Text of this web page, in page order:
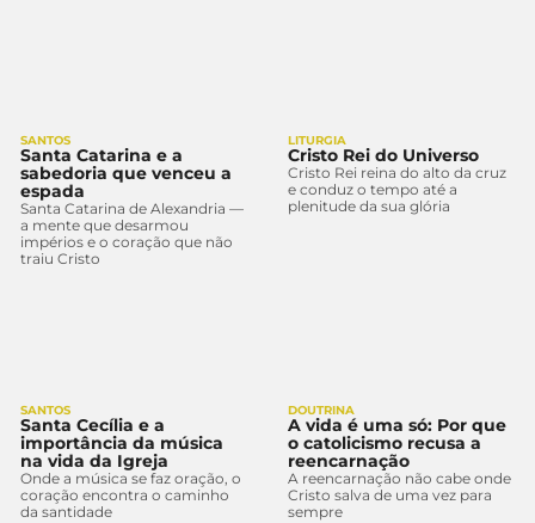
SANTOS
Santa Catarina e a
sabedoria que venceu a
espada
Santa Catarina de Alexandria —
a mente que desarmou
impérios e o coração que não
traiu Cristo
LITURGIA
Cristo Rei do Universo
Cristo Rei reina do alto da cruz
e conduz o tempo até a
plenitude da sua glória
SANTOS
Santa Cecília e a
importância da música
na vida da Igreja
Onde a música se faz oração, o
coração encontra o caminho
da santidade
DOUTRINA
A vida é uma só: Por que
o catolicismo recusa a
reencarnação
A reencarnação não cabe onde
Cristo salva de uma vez para
sempre